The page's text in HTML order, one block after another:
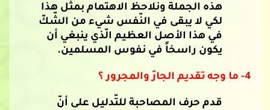
هذه الجملة ونلاحظ الاهتمام بمثل هذا
لكي لا يبقى في النّفس شيء من الشّكّ
في هذا الأصل العظيم الّذي ينبغي أن
يكون راسخاً في نفوس المسلمين.
4- ما وجه تقديم الجارّ والمجرور ؟
قدم حرف المصاحبة للتّدليل على أنّ